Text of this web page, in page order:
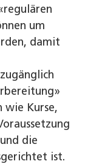
um
damit
wie Kurse,
die
ist.